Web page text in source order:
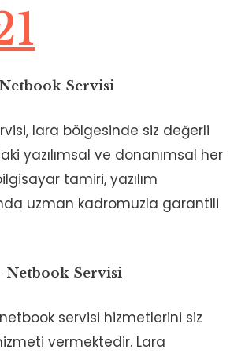
Servisi
lara bölgesinde siz değerli
yazılımsal ve donanımsal her
tamiri, yazılım
uzman kadromuzla garantili
Netbook Servisi
servisi hizmetlerini siz
vermektedir. Lara